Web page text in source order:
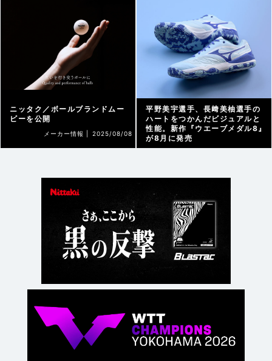
ニッタク／ボールブランドムー
ビーを公開
メーカー情報 | 2025/08/08
平野美宇選手、長﨑美柚選手の
ハートをつかんだビジュアルと
性能。新作『ウエーブメダル8』
が8月に発売